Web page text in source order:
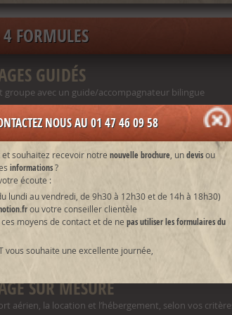
FORMULES
GUIDÉS
groupe avec un guide/accompagnateur bilingue
(seul ou entre amis/famille) sans
sur nos circuits pré-établis avec une location de
SUR MESURE
aérien, la location et l’hébergement, selon vos
NOUS AU 01 47 46 09 58
souhaitez recevoir notre nouvelle brochure , undevisou
informations?
écoute :
lundi au vendredi, de 9h30 à 12h30 et de 14h à 18h30)
ou votre conseiller clientèle
moyens de contact et de ne pas utiliser les formulaires du
vous souhaite une excellente journée,